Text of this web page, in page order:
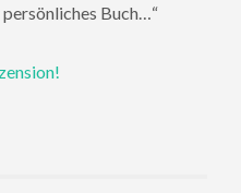
persönliches Buch…“